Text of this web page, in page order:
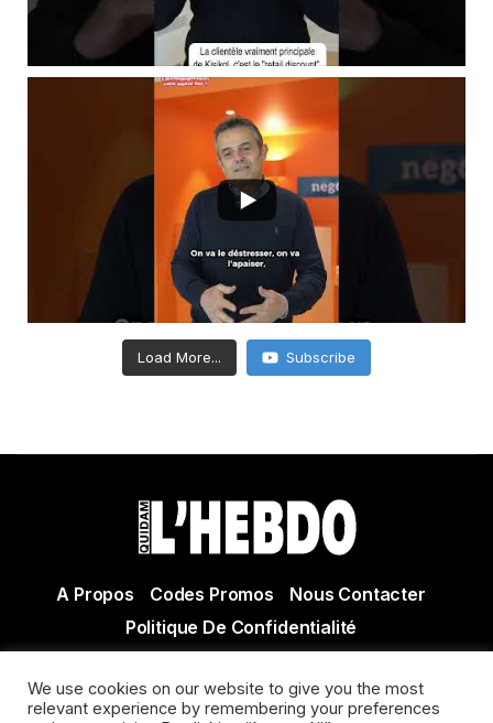
Load More... Subscribe
A Propos Codes Promos
Nous Contacter
Politique De Confidentialité
Actualité Agen - Actualité en lot et Garonne - Actualité
We use cookies on our website to give you the most
relevant experience by remembering your preferences